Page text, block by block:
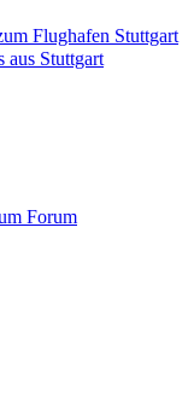
Flughafen Stuttgart
Stuttgart
Forum